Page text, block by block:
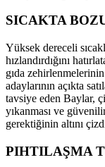
SICAKTA
Yüksek dereceli
hızlandırdığını
gıda
adaylarının açıkta
tavsiye eden Baylar,
yıkanması ve
gerektiğinin altını
PIHTILAŞMA